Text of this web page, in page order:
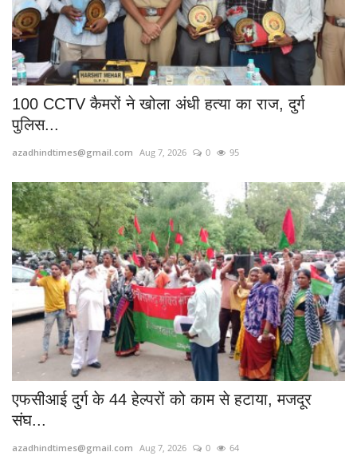
100 CCTV कैमरों ने खोला अंधी हत्या का राज, दुर्ग
पुलिस...
azadhindtimes@gmail.com Aug 7, 2026 0 95
एफसीआई दुर्ग के 44 हेल्परों को काम से हटाया, मजदूर
संघ...
azadhindtimes@gmail.com Aug 7, 2026 0 64